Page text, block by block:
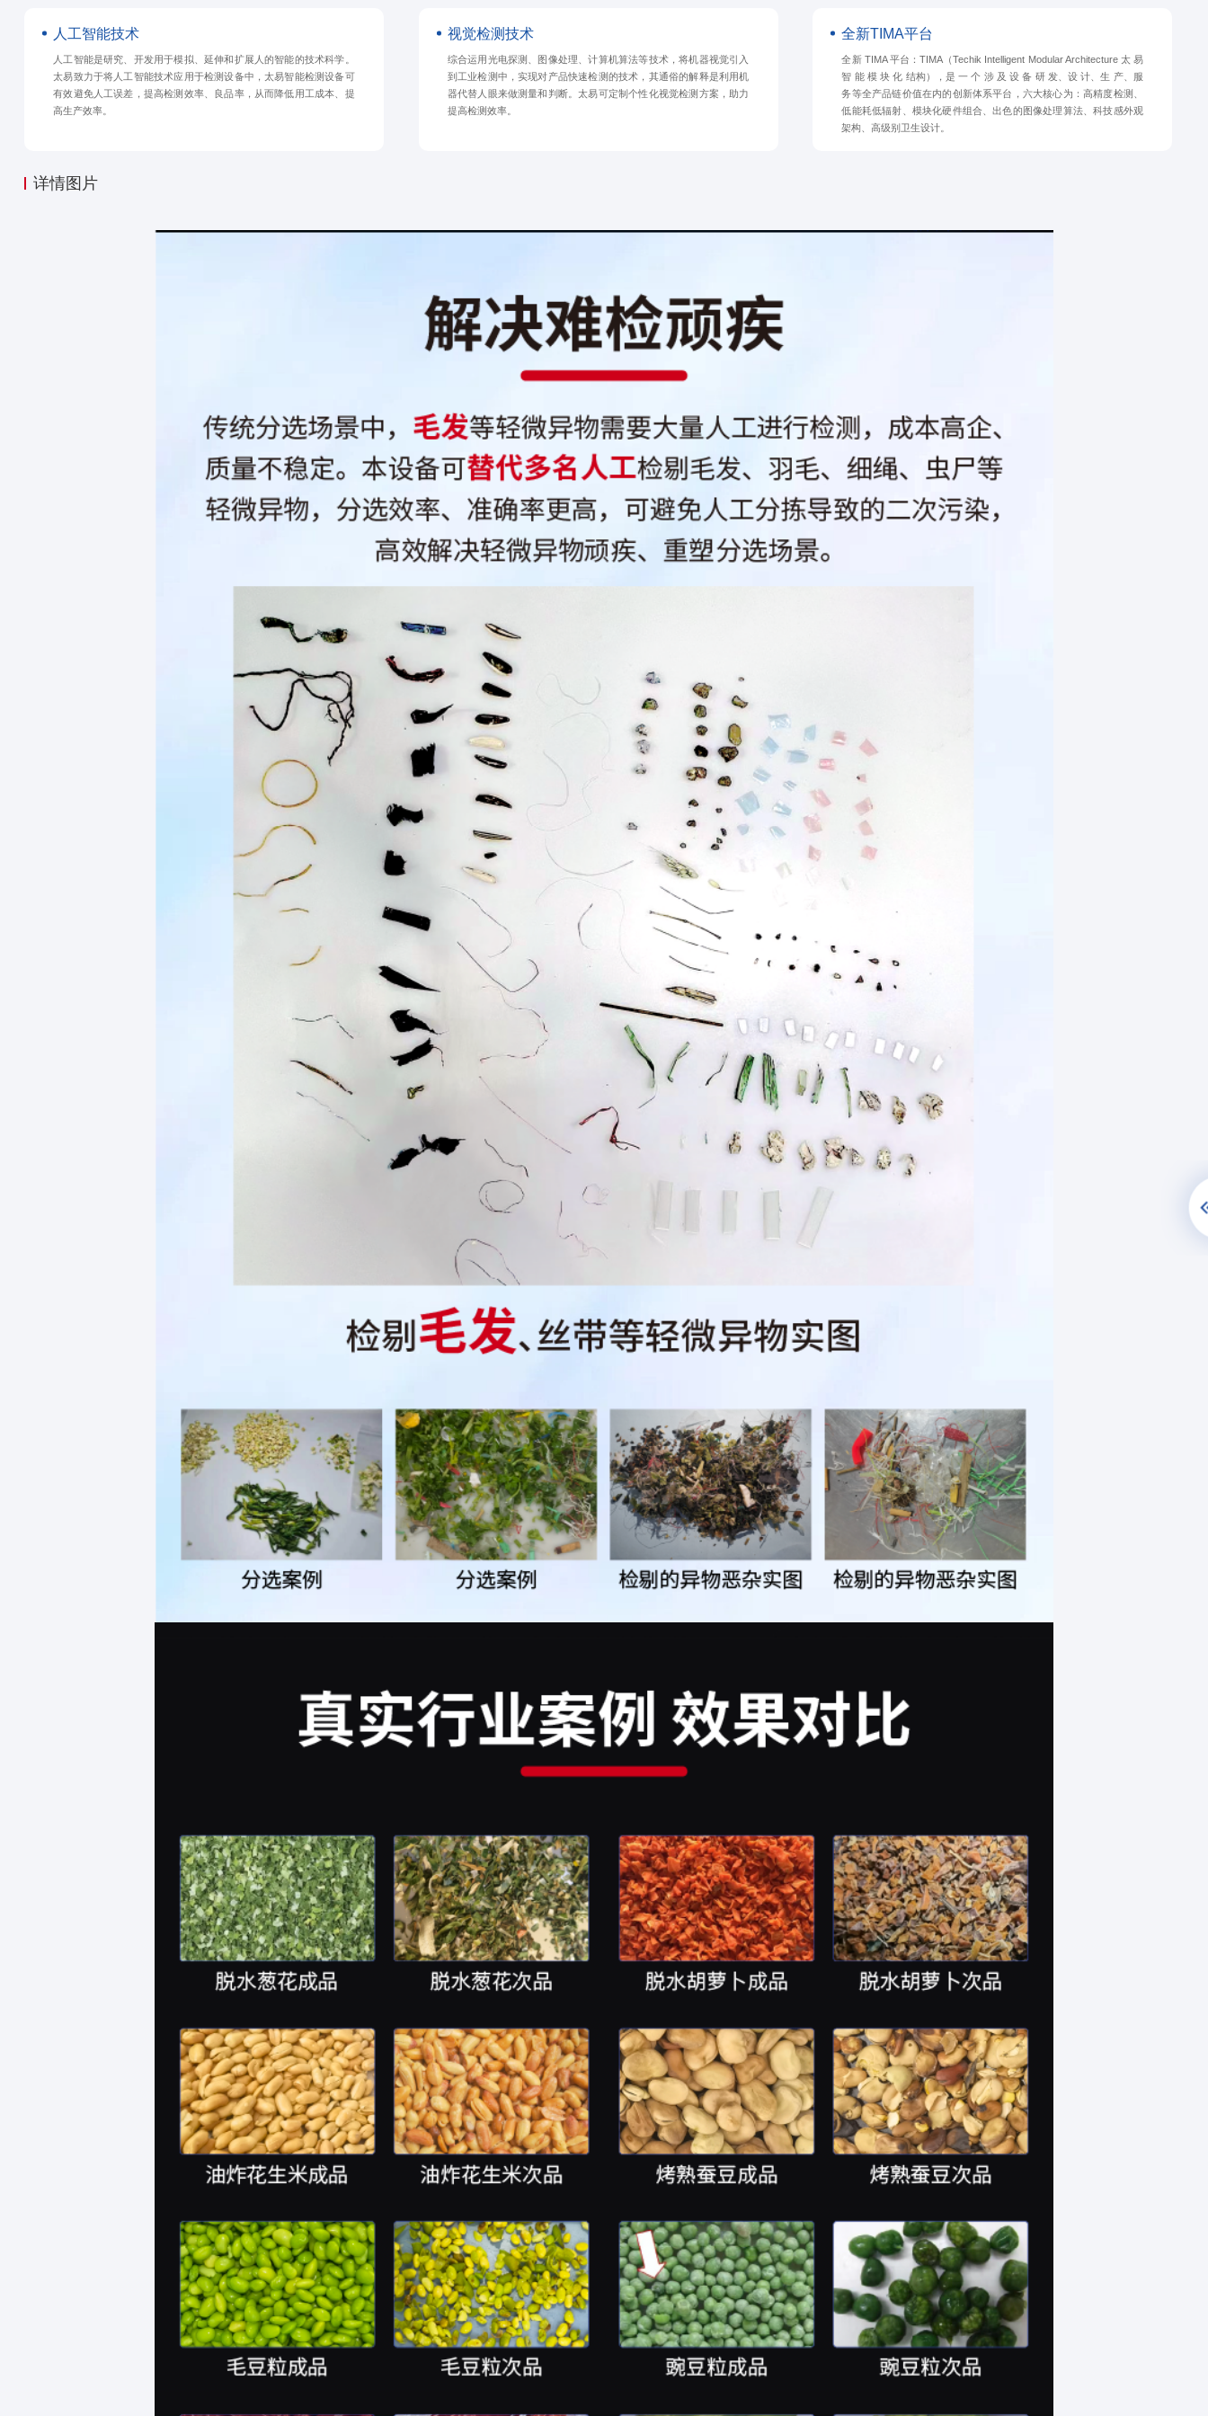
人工智能技术
人工智能是研究、开发用于模拟、延伸和扩展人的智能的技术科学。
太易致力于将人工智能技术应用于检测设备中，太易智能检测设备可
有效避免人工误差，提高检测效率、良品率，从而降低用工成本、提
高生产效率。
视觉检测技术
综合运用光电探测、图像处理、计算机算法等技术，将机器视觉引入
到工业检测中，实现对产品快速检测的技术，其通俗的解释是利用机
器代替人眼来做测量和判断。太易可定制个性化视觉检测方案，助力
提高检测效率。
全新TIMA平台
全新 TIMA 平台：TIMA（Techik Intelligent Modular Architecture 太 易
智 能 模 块 化 结构），是 一 个 涉 及 设 备 研 发、设 计、生 产、服
务等全产品链价值在内的创新体系平台，六大核心为：高精度检测、
低能耗低辐射、模块化硬件组合、出色的图像处理算法、科技感外观
架构、高级别卫生设计。
详情图片